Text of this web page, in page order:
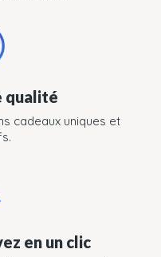
qualité
cadeaux uniques et
en un clic